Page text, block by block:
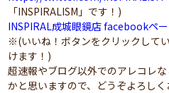
「INSPIRALISM」です！)
INSPIRAL成城眼鏡店 facebookペ
※(いいね！ボタンをクリックして
けます！)
超速報やブログ以外でのアレコレ
かと思いますので、どうぞよろしく